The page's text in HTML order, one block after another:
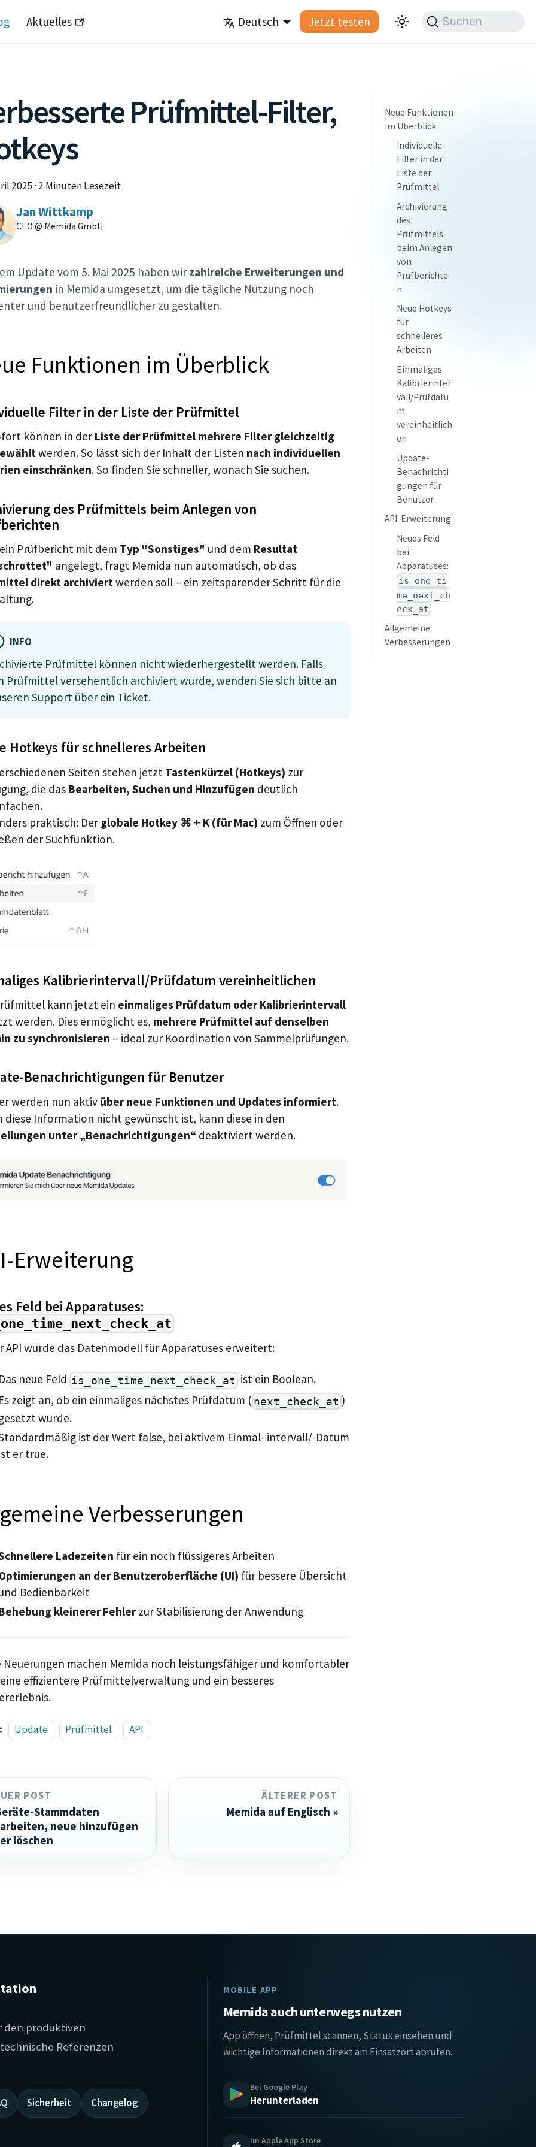
Aktuelles Deutsch Jetzt testen Suchen
Prüfmittel-Filter,
2025· 2 Minuten Lesezeit
Jan Wittkamp
CEO @ Memida GmbH
Update vom 5. Mai 2025 haben wir zahlreiche Erweiterungen und
in Memida umgesetzt, um die tägliche Nutzung noch
und benutzerfreundlicher zu gestalten.
Funktionen im Überblick
Filter in der Liste der Prüfmittel
können in der Liste der Prüfmittel mehrere Filter gleichzeitig
werden. So lässt sich der Inhalt der Listen nach individuellen
einschränken. So finden Sie schneller, wonach Sie suchen.
des Prüfmittels beim Anlegen von
Prüfbericht mit dem Typ "Sonstiges" und dem Resultat
angelegt, fragt Memida nun automatisch, ob das
direkt archiviertwerden soll – ein zeitsparender Schritt für die
INFO
Prüfmittel können nicht wiederhergestellt werden. Falls
Prüfmittel versehentlich archiviert wurde, wenden Sie sich bitte an
Support über ein Ticket.
Hotkeys für schnelleres Arbeiten
Seiten stehen jetzt Tastenkürzel (Hotkeys) zur
die das Bearbeiten, Suchen und Hinzufügen deutlich
praktisch: Der globale Hotkey ⌘ + K (für Mac) zum Öffnen oder
der Suchfunktion.
Kalibrierintervall/Prüfdatum vereinheitlichen
kann jetzt ein einmaliges Prüfdatum oder Kalibrierintervall
werden. Dies ermöglicht es, mehrere Prüfmittel auf denselben
zu synchronisieren – ideal zur Koordination von Sammelprüfungen.
Benachrichtigungen für Benutzer
werden nun aktiv über neue Funktionen und Updates informiert.
diese Information nicht gewünscht ist, kann diese in den
unter „Benachrichtigungen“ deaktiviert werden.
Erweiterung
Feld bei Apparatuses:
API wurde das Datenmodell für Apparatuses erweitert:
Das neue Feld is_one_time_next_check_at ist ein Boolean.
Es zeigt an, ob ein einmaliges nächstes Prüfdatum ( next_check_at )
wurde.
ist der Wert false, bei aktivem Einmal- intervall/-Datum
er true.
Verbesserungen
Ladezeiten für ein noch flüssigeres Arbeiten
an der Benutzeroberfläche (UI) für bessere Übersicht
Bedienbarkeit
kleinerer Fehlerzur Stabilisierung der Anwendung
Neuerungen machen Memida noch leistungsfähiger und komfortabler
effizientere Prüfmittelverwaltung und ein besseres
Update Prüfmittel API
POST
Stammdaten
neue hinzufügen
löschen
ÄLTERER POST
Memida auf Englisch
Neue Funktionen
im Überblick
Individuelle
Filter in der
Liste der
Prüfmittel
Archivierung
des
Prüfmittels
beim Anlegen
von
Prüfberichte
n
Neue Hotkeys
für
schnelleres
Arbeiten
Einmaliges
Kalibrierinter
vall/Prüfdatu
m
vereinheitlich
en
Update-
Benachrichti
gungen für
Benutzer
API-Erweiterung
Neues Feld
bei
Apparatuses:
is_one_ti
me_next_ch
eck_at
Allgemeine
Verbesserungen
den produktiven
Referenzen
Sicherheit Changelog
MOBILE APP
Memida auch unterwegs nutzen
App öffnen, Prüfmittel scannen, Status einsehen und
wichtige Informationen direkt am Einsatzort abrufen.
Bei Google Play
Herunterladen
Im Apple App Store